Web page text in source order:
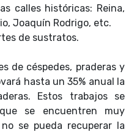
calles históricas: Reina,
Joaquín Rodrigo, etc.
de sustratos.
de céspedes, praderas y
hasta un 35% anual la
Estos trabajos se
se encuentren muy
se pueda recuperar la